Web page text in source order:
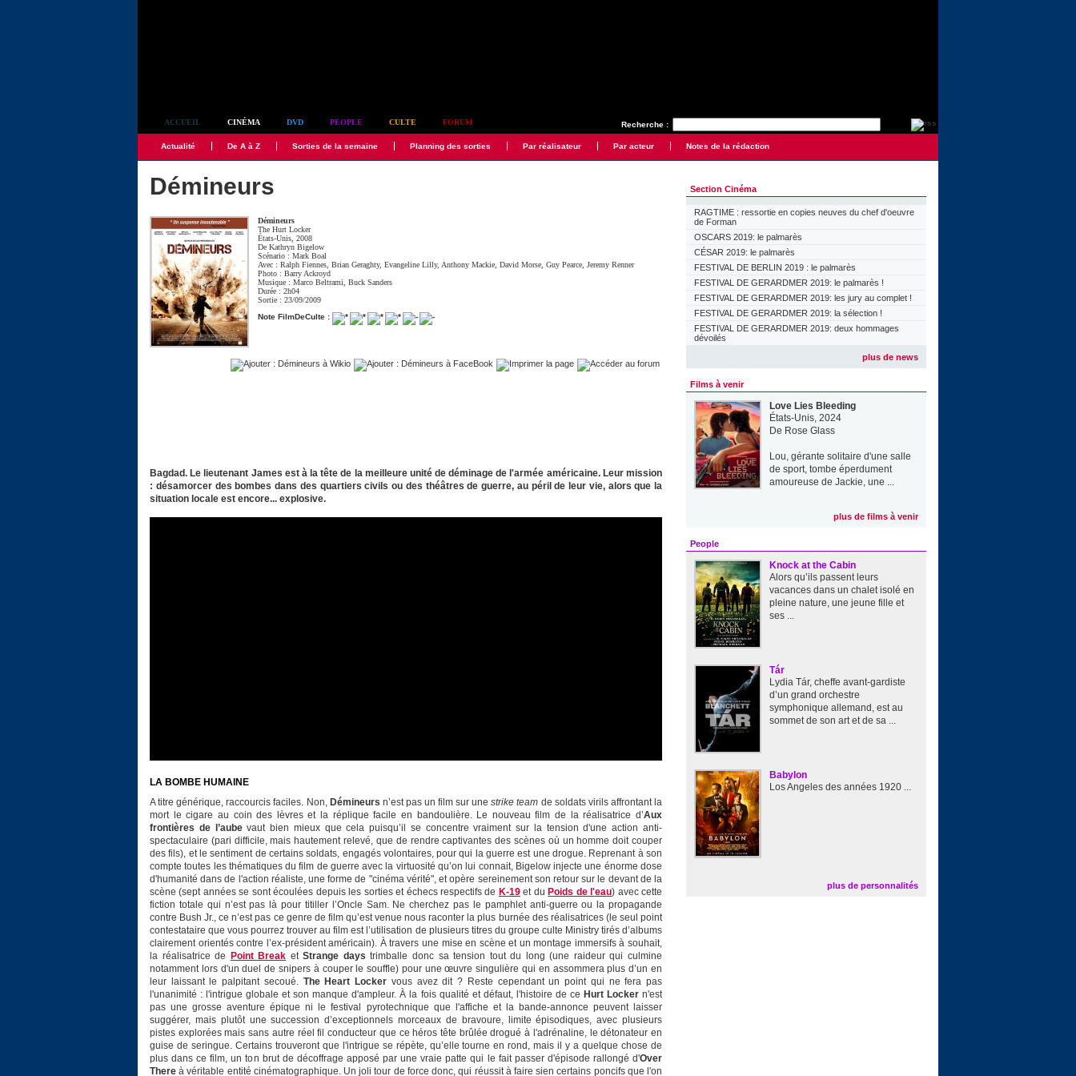
Recherche :
ACCUEIL CINÉMA DVD PEOPLE CULTE FORUM
Actualité De A à Z Sorties de la semaine Planning des sorties Par réalisateur Par acteur Notes de la rédaction
Démineurs
Démineurs
The Hurt Locker
États-Unis, 2008
DeKathryn Bigelow
Scénario :Mark Boal
Avec :Ralph Fiennes ,Brian Geraghty,Evangeline Lilly, Anthony Mackie ,David Morse ,Guy Pearce ,Jeremy Renner
Photo :Barry Ackroyd
Musique :Marco Beltrami ,Buck Sanders
Durée : 2h04
Sortie : 23/09/2009
Note FilmDeCulte :
Bagdad. Le lieutenant James est à la tête de la meilleure unité de déminage de l'armée américaine. Leur mission
: désamorcer des bombes dans des quartiers civils ou des théâtres de guerre, au péril de leur vie, alors que la
situation locale est encore... explosive.
LA BOMBE HUMAINE
A titre générique, raccourcis faciles. Non, Démineurs n’est pas un film sur unestrike team de soldats virils affrontant la
mort le cigare au coin des lèvres et la réplique facile en bandoulière. Le nouveau film de la réalisatrice d’Aux
frontières de l’aubevaut bien mieux que cela puisqu’il se concentre vraiment sur la tension d'une action anti-
spectaculaire (pari difficile, mais hautement relevé, que de rendre captivantes des scènes où un homme doit couper
des fils), et le sentiment de certains soldats, engagés volontaires, pour qui la guerre est une drogue. Reprenant à son
compte toutes les thématiques du film de guerre avec la virtuosité qu’on lui connait, Bigelow injecte une énorme dose
d'humanité dans de l'action réaliste, une forme de "cinéma vérité", et opère sereinement son retour sur le devant de la
scène (sept années se sont écoulées depuis les sorties et échecs respectifs de K-19et du Poids de l'eau) avec cette
fiction totale qui n’est pas là pour titiller l’Oncle Sam. Ne cherchez pas le pamphlet anti-guerre ou la propagande
contre Bush Jr., ce n’est pas ce genre de film qu’est venue nous raconter la plus burnée des réalisatrices (le seul point
contestataire que vous pourrez trouver au film est l’utilisation de plusieurs titres du groupe culte Ministry tirés d’albums
clairement orientés contre l’ex-président américain). À travers une mise en scène et un montage immersifs à souhait,
la réalisatrice de
Point Break etStrange days trimballe donc sa tension tout du long (une raideur qui culmine
notamment lors d'un duel de snipers à couper le souffle) pour une œuvre singulière qui en assommera plus d’un en
leur laissant le palpitant secoué. The Heart Locker vous avez dit ? Reste cependant un point qui ne fera pas
l'unanimité : l'intrigue globale et son manque d'ampleur. À la fois qualité et défaut, l'histoire de ce Hurt Lockern'est
pas une grosse aventure épique ni le festival pyrotechnique que l'affiche et la bande-annonce peuvent laisser
suggérer, mais plutôt une succession d’exceptionnels morceaux de bravoure, limite épisodiques, avec plusieurs
pistes explorées mais sans autre réel fil conducteur que ce héros tête brûlée drogué à l'adrénaline, le détonateur en
guise de seringue. Certains trouveront que l'intrigue se répète, qu’elle tourne en rond, mais il y a quelque chose de
plus dans ce film, un ton brut de décoffrage apposé par une vraie patte qui le fait passer d'épisode rallongé d'Over
There à véritable entité cinématographique. Un joli tour de force donc, qui réussit à faire sien certains poncifs que l'on
Section Cinéma
RAGTIME : ressortie en copies neuves du chef d'oeuvre
de Forman
OSCARS 2019: le palmarès
CÉSAR 2019: le palmarès
FESTIVAL DE BERLIN 2019 : le palmarès
FESTIVAL DE GERARDMER 2019: le palmarès !
FESTIVAL DE GERARDMER 2019: les jury au complet !
FESTIVAL DE GERARDMER 2019: la sélection !
FESTIVAL DE GERARDMER 2019: deux hommages
dévoilés
plus de news
Films à venir
Love Lies Bleeding
États-Unis, 2024
De Rose Glass
Lou, gérante solitaire d'une salle
de sport, tombe éperdument
amoureuse de Jackie, une ...
plus de films à venir
People
Knock at the Cabin
Alors qu’ils passent leurs
vacances dans un chalet isolé en
pleine nature, une jeune fille et
ses ...
Tár
Lydia Tár, cheffe avant-gardiste
d’un grand orchestre
symphonique allemand, est au
sommet de son art et de sa ...
Babylon
Los Angeles des années 1920 ...
plus de personnalités